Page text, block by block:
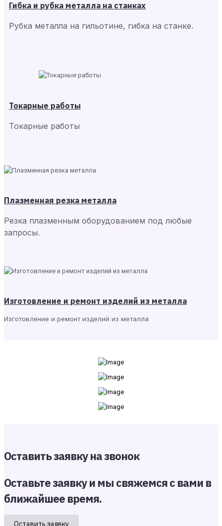
Гибка и рубка металла на станках
Рубка металла на гильотине, гибка на станке.
Токарные работы
Токарные работы
Плазменная резка металла
Резка плазменным оборудованием под любые
запросы.
Изготовление и ремонт изделий из металла
Изготовление и ремонт изделий из металла
Оставить заявку на звонок
Оставьте заявку и мы свяжемся с вами в
ближайшее время.
Оставить заявку